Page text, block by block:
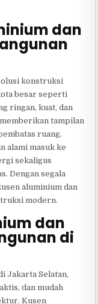
dan
konstruksi
besar seperti
ringan, kuat, dan
tampilan
ruang.
alami masuk ke
sekaligus
Dengan segala
aluminium dan
modern.
dan
di
Jakarta Selatan,
dan mudah
Kusen